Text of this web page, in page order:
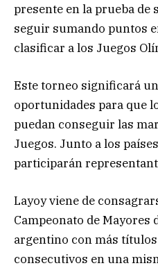
presente en la prueba de
seguir sumando puntos
clasificar a los Juegos
Este torneo significará
oportunidades para que
puedan conseguir las
Juegos. Junto a los
participarán
Layoy viene de
Campeonato de Mayores
argentino con más
consecutivos en una